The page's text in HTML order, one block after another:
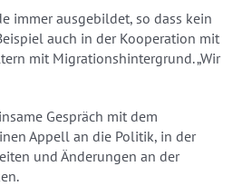
immer ausgebildet, so dass kein
auch in der Kooperation mit
mit Migrationshintergrund. „Wir
Gespräch mit dem
Appell an die Politik, in der
und Änderungen an der